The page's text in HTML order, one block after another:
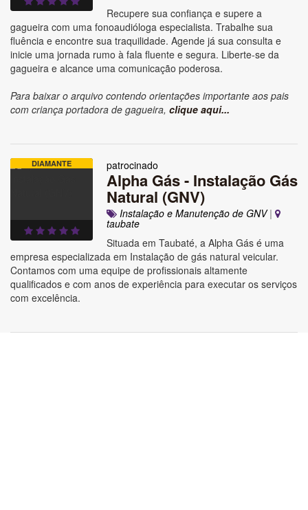
Recupere sua confiança e supere a
gagueira com uma fonoaudióloga especialista. Trabalhe sua
fluência e encontre sua traquilidade. Agende já sua consulta e
inicie uma jornada rumo à fala fluente e segura. Liberte-se da
gagueira e alcance uma comunicação poderosa.
Para baixar o arquivo contendo orientações importante aos pais
com criança portadora de gagueira, clique aqui...
DIAMANTE patrocinado
Alpha Gás - Instalação Gás
Natural (GNV)
Instalação e Manutenção de GNV|
taubate
Situada em Taubaté, a Alpha Gás é uma
empresa especializada em Instalação de gás natural veicular.
Contamos com uma equipe de profissionais altamente
qualificados e com anos de experiência para executar os serviços
com excelência.